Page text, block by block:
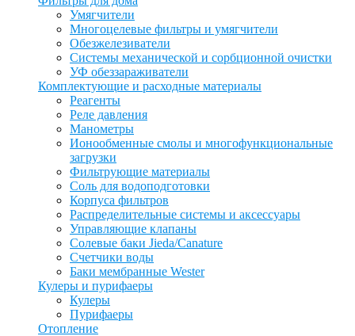
Умягчители
Многоцелевые фильтры и умягчители
Обезжелезиватели
Системы механической и сорбционной очистки
УФ обеззараживатели
Комплектующие и расходные материалы
Реагенты
Реле давления
Манометры
Ионообменные смолы и многофункциональные
загрузки
Фильтрующие материалы
Соль для водоподготовки
Корпуса фильтров
Распределительные системы и аксессуары
Управляющие клапаны
Солевые баки Jieda/Canature
Счетчики воды
Баки мембранные Wester
Кулеры и пурифаеры
Кулеры
Пурифаеры
Отопление